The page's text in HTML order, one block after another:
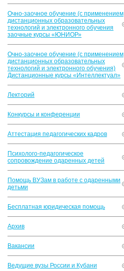
Очно-заочное обучение (с применением
дистанционных образовательных
технологий и электронного обучения
заочные курсы «ЮНИОР»
Очно-заочное обучение (с применением
дистанционных образовательных
технологий и электронного обучения)
Дистанционные курсы «Интеллектуал»
Лекторий
Конкурсы и конференции
Аттестация педагогических кадров
Психолого-педагогическое
сопровождение одаренных детей
Помощь ВУЗам в работе с одаренными
детьми
Бесплатная юридическая помощь
Архив
Вакансии
Ведущие вузы России и Кубани